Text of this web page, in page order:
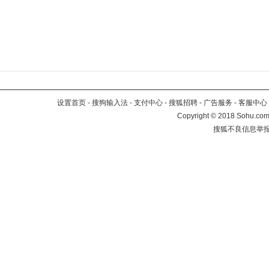
设置首页 - 搜狗输入法 - 支付中心 - 搜狐招聘 - 广告服务 - 客服中心
Copyright©2018
搜狐不良信息举